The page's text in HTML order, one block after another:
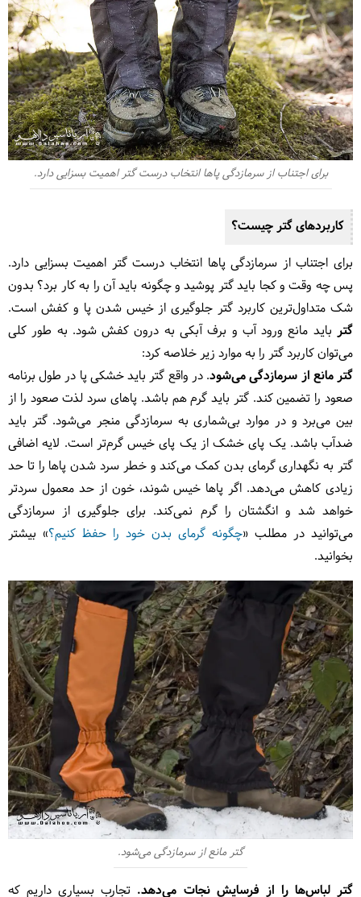
برای اجتناب از سرمازدگی پاها انتخاب درست گتر اهمیت بسزایی دارد.
کاربردهای گتر چیست؟
برای اجتناب از سرمازدگی پاها انتخاب درست گتر اهمیت بسزایی دارد.
پس چه وقت و کجا باید گتر پوشید و چگونه باید آن را به کار برد؟ بدون
شک متداول‌ترین کاربرد گتر جلوگیری از خیس شدن پا و کفش است.
گتر باید مانع ورود آب و برف آبکی به درون کفش شود. به طور کلی
می‌توان کاربرد گتر را به موارد زیر خلاصه کرد:
گتر مانع از سرمازدگی می‌شود. در واقع گتر باید خشکی پا در طول برنامه
صعود را تضمین کند. گتر باید گرم هم باشد. پاهای سرد لذت صعود را از
بین می‌برد و در موارد بی‌شماری به سرمازدگی منجر می‌شود. گتر باید
ضدآب باشد. یک پای خشک از یک پای خیس گرم‌تر است. لایه اضافی
گتر به نگهداری گرمای بدن کمک می‌کند و خطر سرد شدن پاها را تا حد
زیادی کاهش می‌دهد. اگر پاها خیس شوند، خون از حد معمول سردتر
خواهد شد و انگشتان را گرم نمی‌کند. برای جلوگیری از سرمازدگی
می‌توانید در مطلب «چگونه گرمای بدن خود را حفظ کنیم؟» بیشتر
بخوانید.
گتر مانع از سرمازدگی می‌شود.
گتر لباس‌ها را از فرسایش نجات می‌دهد. تجارب بسیاری داریم که